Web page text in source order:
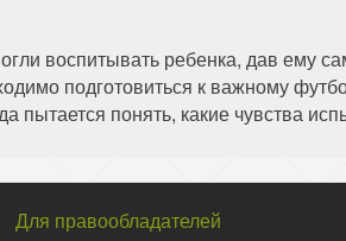
воспитывать ребенка, дав ему
подготовиться к важному
понять, какие чувства
Для правообладателей